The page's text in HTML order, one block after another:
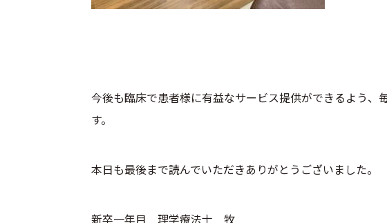
今後も臨床で患者様に有益なサービス提供ができるよう、
す。
本日も最後まで読んでいただきありがとうございました。
新卒一年目 理学療法士 牧